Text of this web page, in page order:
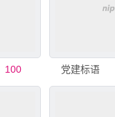
100 党建标语